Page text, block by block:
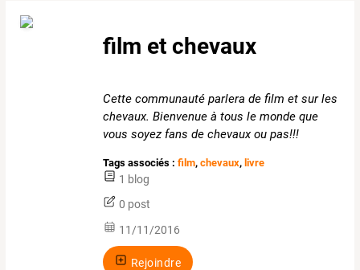
film et chevaux
Cette communauté parlera de film et sur les
chevaux. Bienvenue à tous le monde que
vous soyez fans de chevaux ou pas!!!
Tags associés : film,chevaux,livre
1 blog
0 post
11/11/2016
Rejoindre